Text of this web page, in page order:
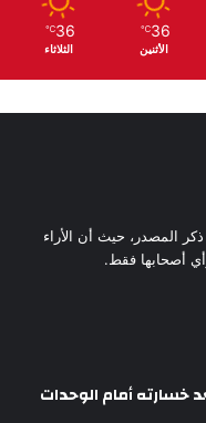
36
℃
الأثنين
36
℃
الثلاثاء
المصدر، حيث أن الأراء
أصحابها فقط.
خسارته أمام الوحدات